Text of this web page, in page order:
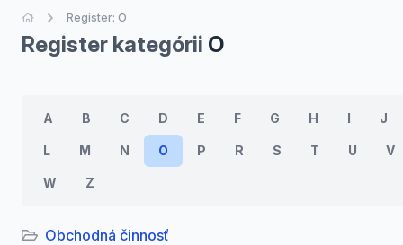
Úvodná stránka
Register: O
Register kategórii O
A B C D E F G H I J
L M N O P R S T U V
W Z
Obchodná činnosť